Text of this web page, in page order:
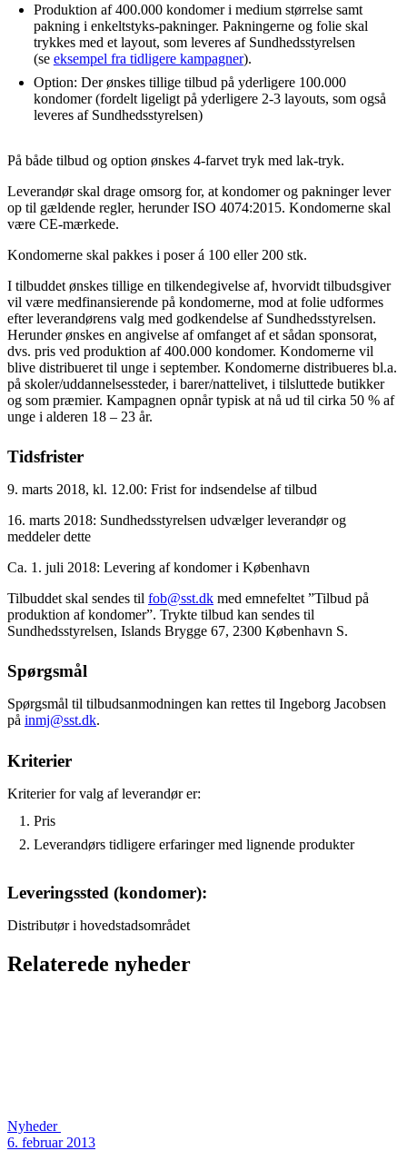
Produktion af 400.000 kondomer i medium størrelse samt
pakning i enkeltstyks-pakninger. Pakningerne og folie skal
trykkes med et layout, som leveres af Sundhedsstyrelsen
(se eksempel fra tidligere kampagner).
Option: Der ønskes tillige tilbud på yderligere 100.000
kondomer (fordelt ligeligt på yderligere 2-3 layouts, som også
leveres af Sundhedsstyrelsen)
På både tilbud og option ønskes 4-farvet tryk med lak-tryk.
Leverandør skal drage omsorg for, at kondomer og pakninger lever
op til gældende regler, herunder ISO 4074:2015. Kondomerne skal
være CE-mærkede.
Kondomerne skal pakkes i poser á 100 eller 200 stk.
I tilbuddet ønskes tillige en tilkendegivelse af, hvorvidt tilbudsgiver
vil være medfinansierende på kondomerne, mod at folie udformes
efter leverandørens valg med godkendelse af Sundhedsstyrelsen.
Herunder ønskes en angivelse af omfanget af et sådan sponsorat,
dvs. pris ved produktion af 400.000 kondomer. Kondomerne vil
blive distribueret til unge i september. Kondomerne distribueres bl.a.
på skoler/uddannelsessteder, i barer/nattelivet, i tilsluttede butikker
og som præmier. Kampagnen opnår typisk at nå ud til cirka 50 % af
unge i alderen 18 – 23 år.
Tidsfrister
9. marts 2018, kl. 12.00: Frist for indsendelse af tilbud
16. marts 2018: Sundhedsstyrelsen udvælger leverandør og
meddeler dette
Ca. 1. juli 2018: Levering af kondomer i København
Tilbuddet skal sendes til fob@sst.dk med emnefeltet ”Tilbud på
produktion af kondomer”. Trykte tilbud kan sendes til
Sundhedsstyrelsen, Islands Brygge 67, 2300 København S.
Spørgsmål
Spørgsmål til tilbudsanmodningen kan rettes til Ingeborg Jacobsen
på inmj@sst.dk.
Kriterier
Kriterier for valg af leverandør er:
Pris
Leverandørs tidligere erfaringer med lignende produkter
Leveringssted (kondomer):
Distributør i hovedstadsområdet
Relaterede nyheder
Nyheder
6. februar 2013